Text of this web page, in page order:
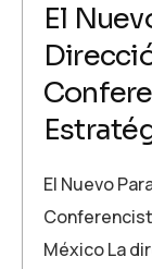
El
El Nuevo
México La